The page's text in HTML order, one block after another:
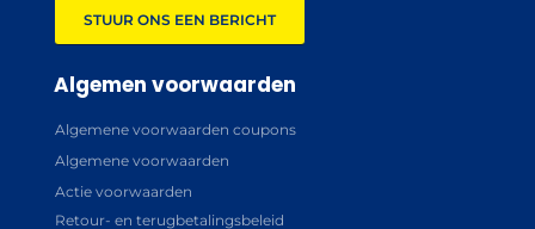
STUUR ONS EEN BERICHT
Algemen voorwaarden
Algemene voorwaarden coupons
Algemene voorwaarden
Actie voorwaarden
Retour- en terugbetalingsbeleid